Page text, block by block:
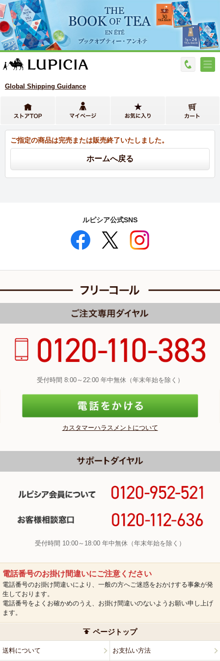
Global Shipping Guidance
ご指定の商品は完売または販売終了いたしました。
ルピシア公式SNS
受付時間 8:00～22:00 年中無休（年末年始を除く）
カスタマーハラスメントについて
受付時間 10:00～18:00 年中無休（年末年始を除く）
電話番号のお掛け間違いにご注意ください
電話番号のお掛け間違いにより、一般の方へご迷惑をおかけする事象が発
生しております。
電話番号をよくお確かめのうえ、お掛け間違いのないようお願い申し上げ
ます。
ページトップ
送料について お支払い方法